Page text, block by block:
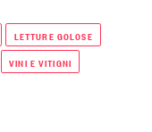
LETTURE GOLOSE
VINI E VITIGNI